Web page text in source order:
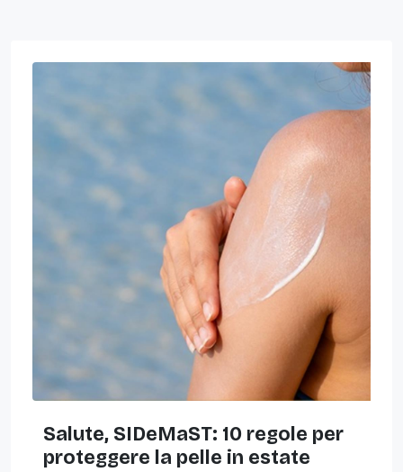
Salute, SIDeMaST: 10 regole per
proteggere la pelle in estate